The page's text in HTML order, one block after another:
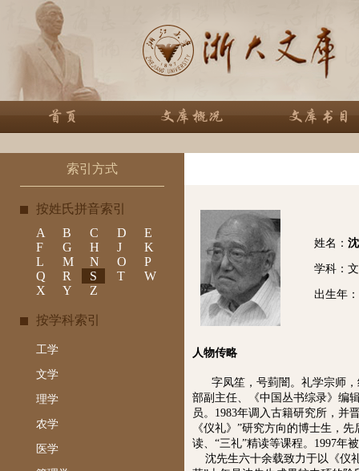
索引方式
按姓氏拼音索引
A
B C D
E
F
G H J
K
L
M N O
P
Q
R S T
W
X
Y Z
按学科索引
工学
文学
理学
农学
医学
姓名：
学科：
出生年
人物传略
字凤笙，号菿闇。礼学宗师
部副主任、《中国丛书综录》编
员。1983年调入古籍研究所，并
《仪礼》”研究方向的博士生，
读、“三礼”精读等课程。1997年
沈先生六十余载致力于以《仪